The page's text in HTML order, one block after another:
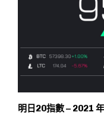
明日20指數 – 2021